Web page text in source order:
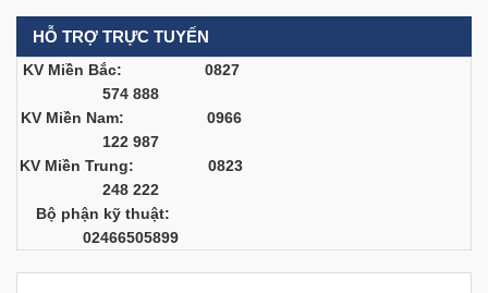
HỖ TRỢ TRỰC TUYẾN
KV Miền Bắc: 0827
574 888
KV Miền Nam: 0966
122 987
KV Miền Trung: 0823
248 222
Bộ phận kỹ thuật:
02466505899